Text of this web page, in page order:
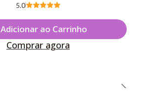
5.0
Adicionar ao Carrinho
Comprar agora